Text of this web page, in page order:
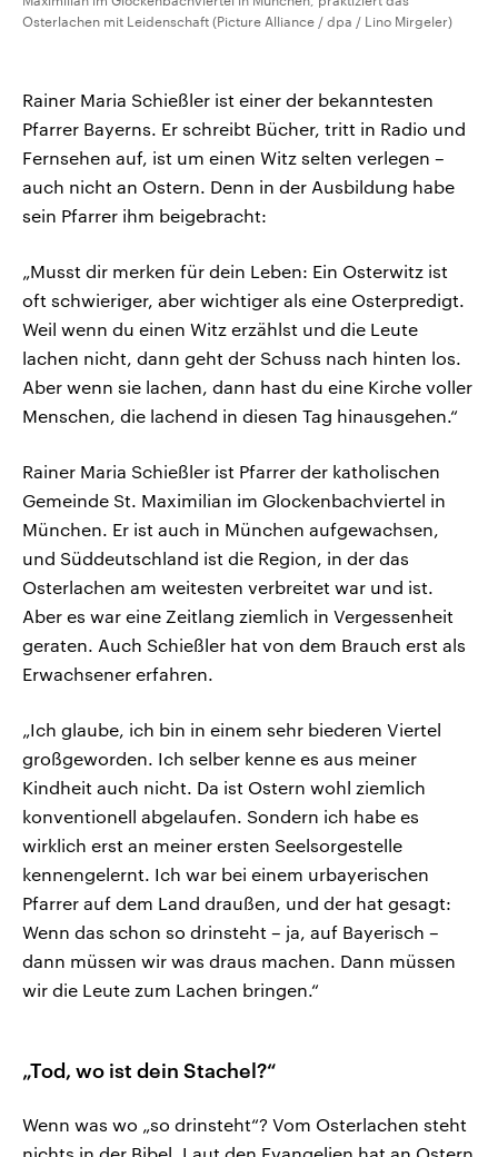
Osterlachen mit Leidenschaft (Picture Alliance / dpa / Lino Mirgeler)
Rainer Maria Schießler ist einer der bekanntesten
Pfarrer Bayerns. Er schreibt Bücher, tritt in Radio und
Fernsehen auf, ist um einen Witz selten verlegen –
auch nicht an Ostern. Denn in der Ausbildung habe
sein Pfarrer ihm beigebracht:
„Musst dir merken für dein Leben: Ein Osterwitz ist
oft schwieriger, aber wichtiger als eine Osterpredigt.
Weil wenn du einen Witz erzählst und die Leute
lachen nicht, dann geht der Schuss nach hinten los.
Aber wenn sie lachen, dann hast du eine Kirche voller
Menschen, die lachend in diesen Tag hinausgehen.“
Rainer Maria Schießler ist Pfarrer der katholischen
Gemeinde St. Maximilian im Glockenbachviertel in
München. Er ist auch in München aufgewachsen,
und Süddeutschland ist die Region, in der das
Osterlachen am weitesten verbreitet war und ist.
Aber es war eine Zeitlang ziemlich in Vergessenheit
geraten. Auch Schießler hat von dem Brauch erst als
Erwachsener erfahren.
„Ich glaube, ich bin in einem sehr biederen Viertel
großgeworden. Ich selber kenne es aus meiner
Kindheit auch nicht. Da ist Ostern wohl ziemlich
konventionell abgelaufen. Sondern ich habe es
wirklich erst an meiner ersten Seelsorgestelle
kennengelernt. Ich war bei einem urbayerischen
Pfarrer auf dem Land draußen, und der hat gesagt:
Wenn das schon so drinsteht – ja, auf Bayerisch –
dann müssen wir was draus machen. Dann müssen
wir die Leute zum Lachen bringen.“
„Tod, wo ist dein Stachel?“
Wenn was wo „so drinsteht“? Vom Osterlachen steht